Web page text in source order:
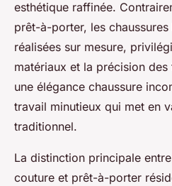
esthétique raffinée.
prêt-à-porter, les
réalisées sur mesure,
matériaux et la précision
une élégance chaussure
travail minutieux qui met en
traditionnel.
La distinction principale
couture et prêt-à-porter